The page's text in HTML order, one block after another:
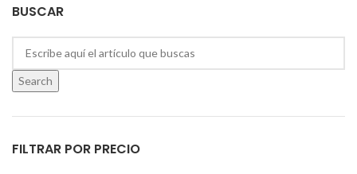
BUSCAR
Search
FILTRAR POR PRECIO